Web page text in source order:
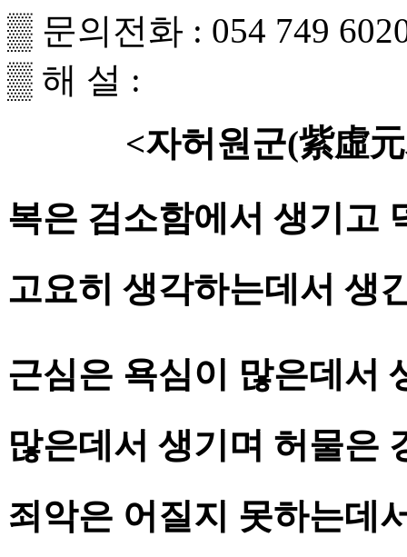
▒ 문의전화 : 054 749
▒ 해 설 :
<자허원군(紫虛元君
복은 검소함에서 생기고
고요히 생각하는데서 생
근심은 욕심이 많은데서
많은데서 생기며 허물은
죄악은 어질지 못하는데